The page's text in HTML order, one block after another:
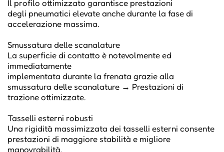
Il profilo ottimizzato garantisce prestazioni
degli pneumatici elevate anche durante la fase di
accelerazione massima.
Smussatura delle scanalature
La superficie di contatto è notevolmente ed
immediatamente
implementata durante la frenata grazie alla
smussatura delle scanalature → Prestazioni di
trazione ottimizzate.
Tasselli esterni robusti
Una rigidità massimizzata dei tasselli esterni consente
prestazioni di maggiore stabilità e migliore
manovrabilità.